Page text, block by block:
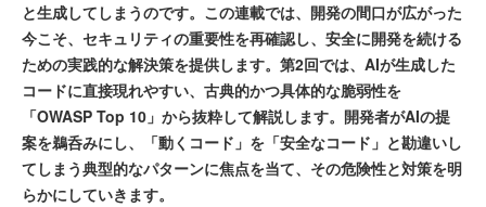
と生成してしまうのです。この連載では、開発の間口が広がった
今こそ、セキュリティの重要性を再確認し、安全に開発を続ける
ための実践的な解決策を提供します。第2回では、AIが生成した
コードに直接現れやすい、古典的かつ具体的な脆弱性を
「OWASP Top 10」から抜粋して解説します。開発者がAIの提
案を鵜呑みにし、「動くコード」を「安全なコード」と勘違いし
てしまう典型的なパターンに焦点を当て、その危険性と対策を明
らかにしていきます。